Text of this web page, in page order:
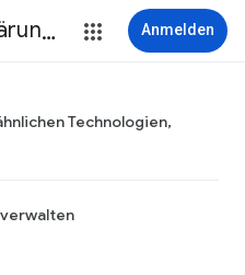
Datenschutzerklärung & Nutzungsbedingungen Anmelden
Technologien,